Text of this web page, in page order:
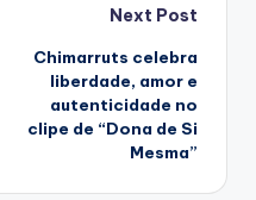
Next Post
Chimarruts celebra
liberdade, amor e
autenticidade no
clipe de “Dona de Si
Mesma”